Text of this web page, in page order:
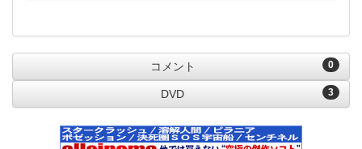
0
コメント
3
DVD